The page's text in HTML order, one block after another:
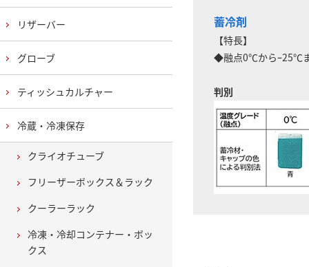
蓄冷剤
【特長】
◆融点0℃からｰ25℃ま
判別
リザーバー
グローブ
ティッシュカルチャー
冷蔵・冷凍保存
クライオチューブ
フリーザーボックス＆ラック
クーラーラック
冷凍・冷却コンテナー・ボッ
クス